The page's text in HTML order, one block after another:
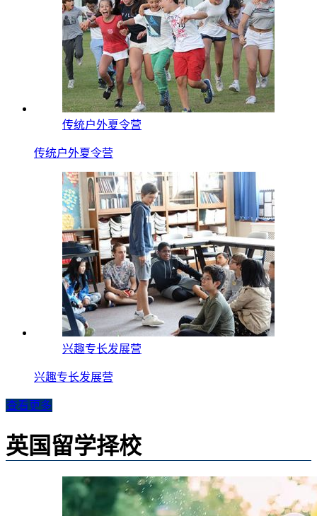
传统户外夏令营
传统户外夏令营
兴趣专长发展营
兴趣专长发展营
查看更多
英国留学择校